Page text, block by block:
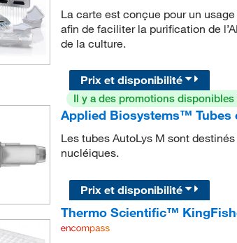
La carte est conçue pour un
afin de faciliter la purification de
de la culture.
Prix et disponibilité
Il y a des promotions
Applied Biosystems™ Tubes
Les tubes AutoLys M sont
nucléiques.
Prix et disponibilité
Thermo Scientific™